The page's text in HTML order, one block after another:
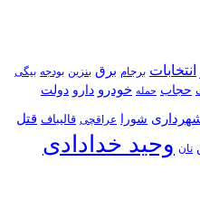
انتخابات برجام برق بنزین بودجه بیگی
حجاب حمله خودرو دارو دولت
شورا عراقچی قالیباف قتل
نان وحید خدادادی